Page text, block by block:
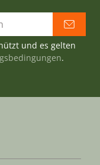
und es gelten
.